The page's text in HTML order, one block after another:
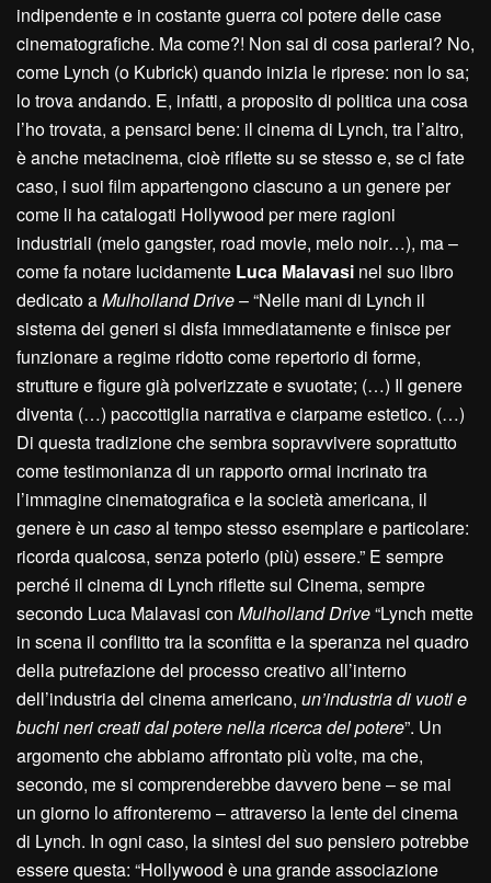
indipendente e in costante guerra col potere delle case
cinematografiche. Ma come?! Non sai di cosa parlerai? No,
come Lynch (o Kubrick) quando inizia le riprese: non lo sa;
lo trova andando. E, infatti, a proposito di politica una cosa
l’ho trovata, a pensarci bene: il cinema di Lynch, tra l’altro,
è anche metacinema, cioè riflette su se stesso e, se ci fate
caso, i suoi film appartengono ciascuno a un genere per
come li ha catalogati Hollywood per mere ragioni
industriali (melo gangster, road movie, melo noir…), ma –
come fa notare lucidamente Luca Malavasi nel suo libro
dedicato aMulholland Drive– “Nelle mani di Lynch il
sistema dei generi si disfa immediatamente e finisce per
funzionare a regime ridotto come repertorio di forme,
strutture e figure già polverizzate e svuotate; (…) Il genere
diventa (…) paccottiglia narrativa e ciarpame estetico. (…)
Di questa tradizione che sembra sopravvivere soprattutto
come testimonianza di un rapporto ormai incrinato tra
l’immagine cinematografica e la società americana, il
genere è un casoal tempo stesso esemplare e particolare:
ricorda qualcosa, senza poterlo (più) essere.” E sempre
perché il cinema di Lynch riflette sul Cinema, sempre
secondo Luca Malavasi con Mulholland Drive“Lynch mette
in scena il conflitto tra la sconfitta e la speranza nel quadro
della putrefazione del processo creativo all’interno
dell’industria del cinema americano, un’industria di vuoti e
buchi neri creati dal potere nella ricerca del potere”. Un
argomento che abbiamo affrontato più volte, ma che,
secondo, me si comprenderebbe davvero bene – se mai
un giorno lo affronteremo – attraverso la lente del cinema
di Lynch. In ogni caso, la sintesi del suo pensiero potrebbe
essere questa: “Hollywood è una grande associazione